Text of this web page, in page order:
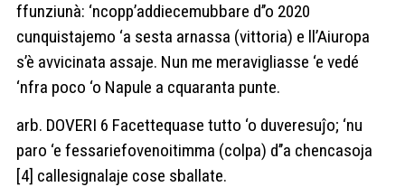
ffunziunà: ‘ncopp’addiecemubbare d’’o 2020
cunquistajemo ‘a sesta arnassa (vittoria) e ll’Aiuropa
s’è avvicinata assaje. Nun me meravigliasse ‘e vedé
‘nfra poco ‘o Napule a cquaranta punte.
arb. DOVERI 6 Facettequase tutto ‘o duveresuĵo; ‘nu
paro ‘e fessariefovenoitimma (colpa) d’’a chencasoja
[4] callesignalaje cose sballate.